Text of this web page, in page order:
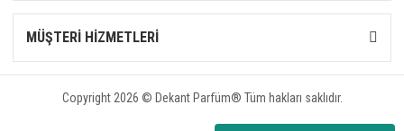
MÜŞTERİ HİZMETLERİ
Copyright 2026 © Dekant Parfüm® Tüm hakları saklıdır.